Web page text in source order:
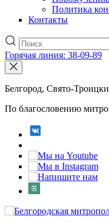
Политика
Контакты
Горячая линия: 38-09-89
Белгород, Свято-
По благословению